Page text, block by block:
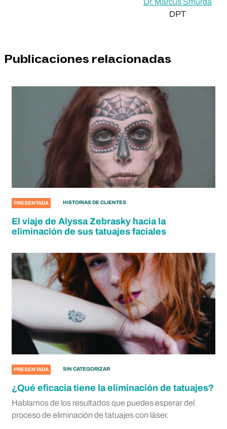
DPT
Publicaciones relacionadas
PRESENTADA HISTORIAS DE CLIENTES
El viaje de Alyssa Zebrasky hacia la
eliminación de sus tatuajes faciales
PRESENTADA SIN CATEGORIZAR
¿Qué eficacia tiene la eliminación de tatuajes?
Hablamos de los resultados que puedes esperar del
proceso de eliminación de tatuajes con láser.